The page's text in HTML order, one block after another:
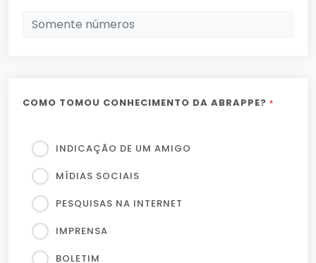
COMO TOMOU CONHECIMENTO DA ABRAPPE? *
INDICAÇÃO DE UM AMIGO
MÍDIAS SOCIAIS
PESQUISAS NA INTERNET
IMPRENSA
BOLETIM